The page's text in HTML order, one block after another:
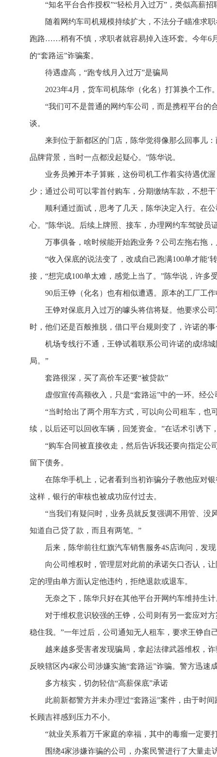
“知名平台合作授权”“轻松月入过万”，类似高薪
随着网约车司机规模持续扩大，不法分子瞄准求
跑路……稍有不慎，求职者就容易掉入连环套。今年6
的“套路运”诈骗案。
待遇虚高，“跑专线月入过万”是骗局
2023年4月，货车司机陈华（化名）打算换个工
“我们可不是普通的网约车公司，而是携程平台的
谈。
来到位于新都区的门店，陈华觉得像那么回事儿
品牌背景，当时一点都没起疑心。”陈华说。
业务员摊开本子算账，这份司机工作着实待遇优
少；通过公司可以零首付购车，分期缴纳车款，不想
顺利通过面试，思考了几天，陈华决定入行。在
心。”陈华说。后续上牌照、接车，办理网约车驾驶员
万事俱备，啥时候能开始跑业务？公司左拖右拖
“收入保底的说法变了，改成自己跑满100单才能‘
接，“想完成100单太难，感觉上当了。”陈华说，许
90后王铮（化名）也有相似遭遇。原本的工厂工
王铮对保底月入过万的噱头将信将疑。他要求公
时，他们还是百般推脱，借口平台规则变了，许诺的
机场专线行不通，王铮试着联系公司许诺的成绵
局。”
套路很深，买了高价车还要“被贷款”
虚假宣传高额收入，只是“套路运”中的一环。经
“当时给出了两个用车方式，可以向公司租车，也
续，以后还可以回收车辆，回笼资金。”在话术引诱下
“购车合同被直接收走，然后告诉我还要向指定公
留下债务。
在陈华手机上，记者看到当初诈骗分子教他应对
这样，银行的审核也被成功应付过去。
“当我们有疑问时，业务员就反复强调不用管、没
知道自己贷了款，而且有两笔。”
后来，陈华前往红旗汽车销售服务4S店询问，发
向公司维权时，管理层对此前的承诺矢口否认，
定的理由单方面认定他违约，拒绝退款或退车。
无奈之下，陈华只好在其他平台开网约车维持生
对于维权意识较强的王铮，公司则有另一套应对
稳住我。”一年过后，公司通知无人租车，要求王铮自
越来越多受害者发现骗局，拿起法律武器维权，
反映辖区内4家公司涉嫌实施“套路运”诈骗。警方迅速
多方核实，切勿轻信“高薪保底”承诺
此前新都警方并未办理过“套路运”案件，由于时
长顾吉祥感到压力不小。
“就业关系着万千家庭的幸福，其中的毒瘤一定要
围绕4家涉嫌诈骗的公司，办案民警进行了大量